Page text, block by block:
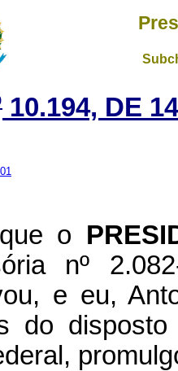
10.194, DE
o
nº
e eu,
do